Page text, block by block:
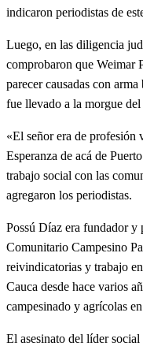
indicaron periodistas de
Luego, en las diligencia
comprobaron que Weimar
parecer causadas con
fue llevado a la morgue
«El señor era de profesión
Esperanza de acá de
trabajo social con las
agregaron los periodistas.
Possú Díaz era fundador y
Comunitario Campesino
reivindicatorias y trabajo
Cauca desde hace varios
campesinado y agrícolas
El asesinato del líder